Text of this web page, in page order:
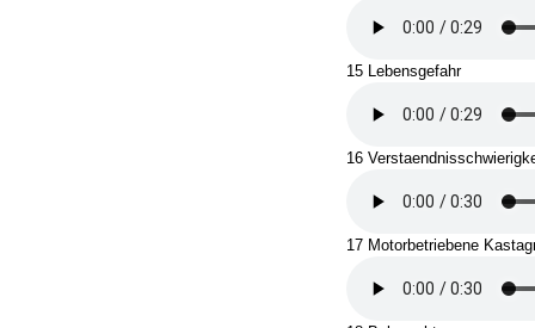
15 Lebensgefahr
16
17 Motorbetriebene